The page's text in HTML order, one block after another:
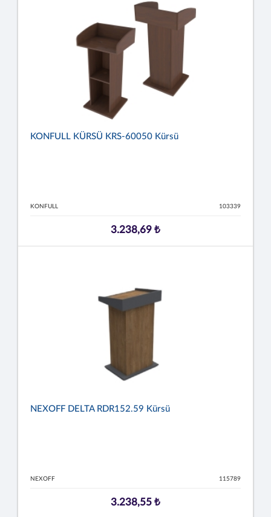
KONFULL KÜRSÜ KRS-60050 Kürsü
KONFULL 103339
3.238,69 ₺
NEXOFF DELTA RDR152.59 Kürsü
NEXOFF 115789
3.238,55 ₺